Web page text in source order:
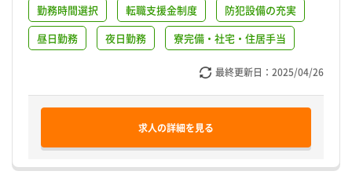
勤務時間選択
転職支援金制度
防犯設備の充実
昼日勤務
夜日勤務 寮完備・社宅・住居手当
最終更新日： 2025/04/26
求人の詳細を見る